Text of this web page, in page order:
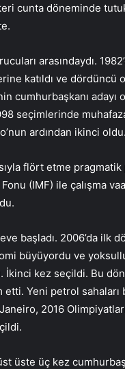
cunta döneminde
arasındaydı.
katıldı ve dördüncü
cumhurbaşkanı adayı
seçimlerinde
ardından ikinci oldu.
flört etme pragmatik
(IMF) ile çalışma
başladı. 2006’da ilk
büyüyordu ve
İkinci kez seçildi. Bu
etti. Yeni petrol sahaları
2016
üste üç kez